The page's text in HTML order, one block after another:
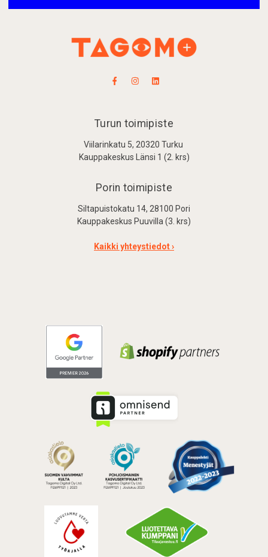
Turun toimipiste
Viilarinkatu 5, 20320 Turku
Kauppakeskus Länsi 1 (2. krs)
Porin toimipiste
Siltapuistokatu 14, 28100 Pori
Kauppakeskus Puuvilla (3. krs)
Kaikki yhteystiedot ›